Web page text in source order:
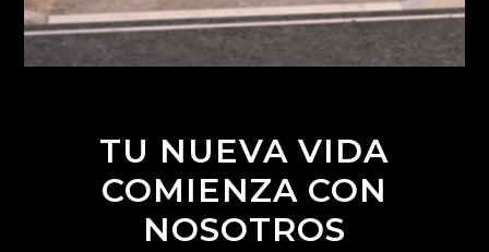
TU NUEVA VIDA
COMIENZA CON
NOSOTROS